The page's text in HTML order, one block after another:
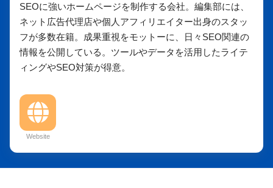
SEOに強いホームページを制作する会社。編集部には、
ネット広告代理店や個人アフィリエイター出身のスタッ
フが多数在籍。成果重視をモットーに、日々SEO関連の
情報を公開している。ツールやデータを活用したライテ
ィングやSEO対策が得意。
Website